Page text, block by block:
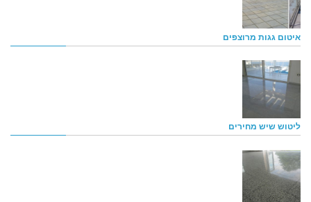
איטום גגות מרוצפים
ליטוש שיש מחירים